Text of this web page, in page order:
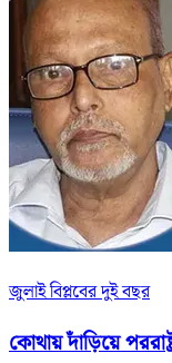
জুলাই বিপ্লবের দুই বছর
কোথায় দাঁড়িয়ে